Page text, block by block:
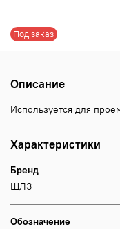
Под заказ
Описание
Используется для
Характеристики
Бренд
ЩЛЗ
Обозначение